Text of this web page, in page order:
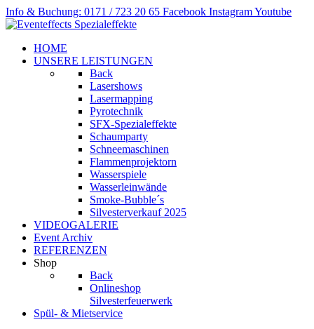
Info & Buchung: 0171 / 723 20 65 Facebook InstagramYoutube
HOME
UNSERE LEISTUNGEN
Back
Lasershows
Lasermapping
Pyrotechnik
SFX-Spezialeffekte
Schaumparty
Schneemaschinen
Flammenprojektorn
Wasserspiele
Wasserleinwände
Smoke-Bubble´s
Silvesterverkauf 2025
VIDEOGALERIE
Event Archiv
REFERENZEN
Shop
Back
Onlineshop
Silvesterfeuerwerk
Spül- & Mietservice